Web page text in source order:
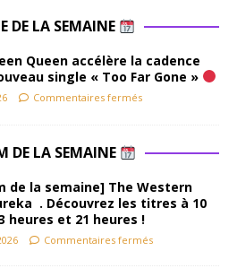
DE LA SEMAINE
Queen accélère la cadence
single « Too Far Gone »
Commentaires fermés
DE LA SEMAINE
de la semaine] The Western
. Découvrez les titres à 10
heures et 21 heures !
Commentaires fermés